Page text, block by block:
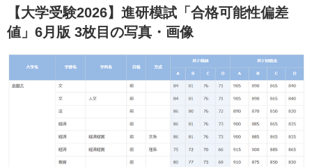
【大学受験2026】進研模試「合格可能性偏差
値」6月版 3枚目の写真・画像